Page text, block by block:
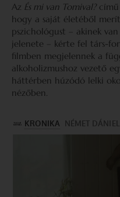
Az És mi van Tomival?című
hogy a saját életéből
pszichológust – akinek
jelenete – kérte fel társ-
filmben megjelennek a
alkoholizmushoz vezető
háttérben húzódó lelki
nézőben.